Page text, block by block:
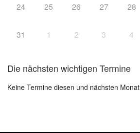
24 25 26 27 28
31 1 2 3 4
Die nächsten wichtigen Termine
Keine Termine diesen und nächsten Monat